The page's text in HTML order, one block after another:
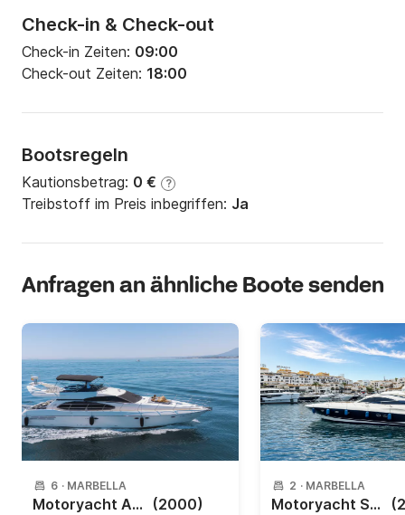
Check-in & Check-out
Check-in Zeiten: 09:00
Check-out Zeiten: 18:00
Bootsregeln
Kautionsbetrag: 0 € ?
Treibstoff im Preis inbegriffen: Ja
Anfragen an ähnliche Boote senden
6 · MARBELLA
Motoryacht Azimut azimut 56 1600PS (2000)
2 · MARBELLA
Motoryacht Sunseeker 61 Predator